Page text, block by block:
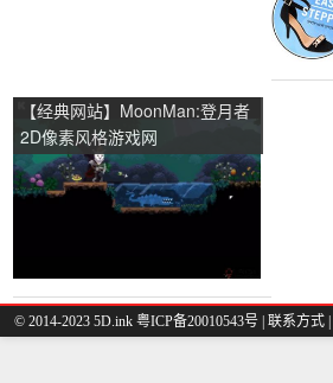
【经典网站】MoonMan:登月者
2D像素风格游戏网
© 2014-2023 5D.ink 粤ICP备20010543号 | 联系方式 |